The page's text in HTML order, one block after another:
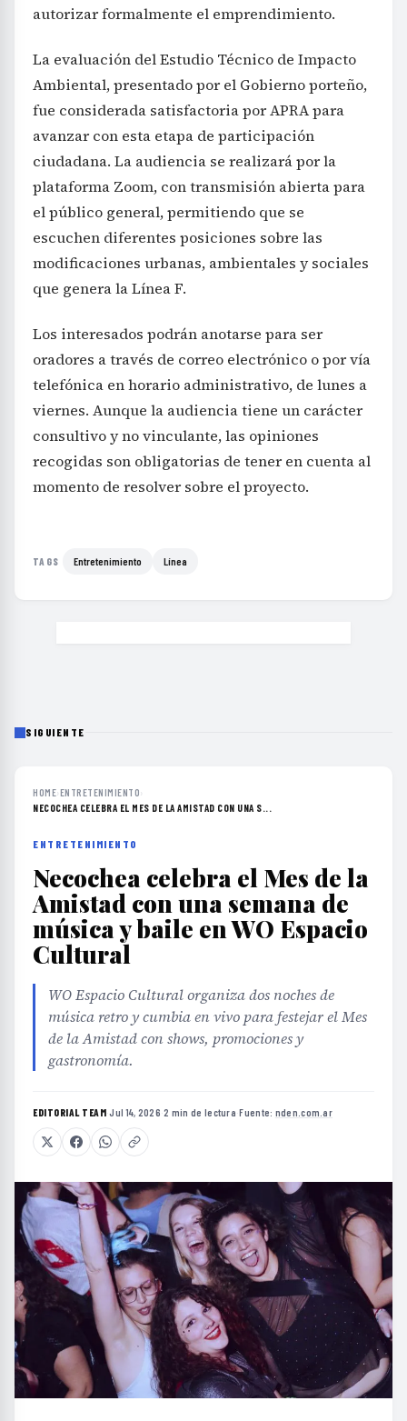
autorizar formalmente el emprendimiento.
La evaluación del Estudio Técnico de Impacto
Ambiental, presentado por el Gobierno porteño,
fue considerada satisfactoria por APRA para
avanzar con esta etapa de participación
ciudadana. La audiencia se realizará por la
plataforma Zoom, con transmisión abierta para
el público general, permitiendo que se
escuchen diferentes posiciones sobre las
modificaciones urbanas, ambientales y sociales
que genera la Línea F.
Los interesados podrán anotarse para ser
oradores a través de correo electrónico o por vía
telefónica en horario administrativo, de lunes a
viernes. Aunque la audiencia tiene un carácter
consultivo y no vinculante, las opiniones
recogidas son obligatorias de tener en cuenta al
momento de resolver sobre el proyecto.
TAGS Entretenimiento Línea
SIGUIENTE
HOME›ENTRETENIMIENTO›
NECOCHEA CELEBRA EL MES DE LA AMISTAD CON UNA S...
ENTRETENIMIENTO
Necochea celebra el Mes de la
Amistad con una semana de
música y baile en WO Espacio
Cultural
WO Espacio Cultural organiza dos noches de
música retro y cumbia en vivo para festejar el Mes
de la Amistad con shows, promociones y
gastronomía.
EDITORIAL TEAM·Jul 14, 2026·2 min de lectura·Fuente: nden.com.ar